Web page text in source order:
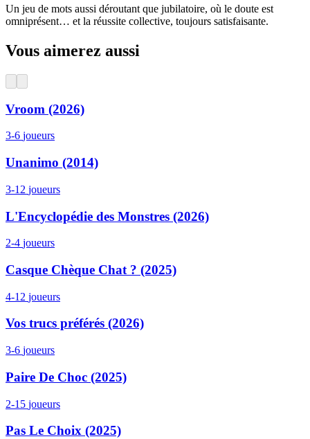
Un jeu de mots aussi déroutant que jubilatoire, où le doute est
omniprésent… et la réussite collective, toujours satisfaisante.
Vous aimerez aussi
Vroom (2026)
3-6 joueurs
Unanimo (2014)
3-12 joueurs
L'Encyclopédie des Monstres (2026)
2-4 joueurs
Casque Chèque Chat ? (2025)
4-12 joueurs
Vos trucs préférés (2026)
3-6 joueurs
Paire De Choc (2025)
2-15 joueurs
Pas Le Choix (2025)